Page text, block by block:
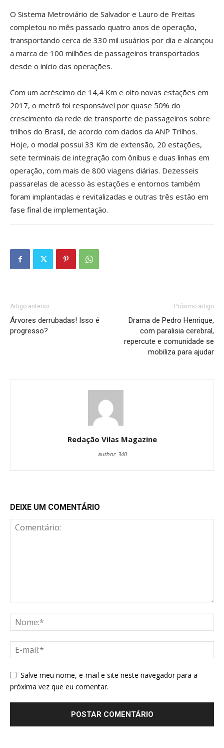
O Sistema Metroviário de Salvador e Lauro de Freitas
completou no mês passado quatro anos de operação,
transportando cerca de 330 mil usuários por dia e alcançou
a marca de 100 milhões de passageiros transportados
desde o início das operações.
Com um acréscimo de 14,4 Km e oito novas estações em
2017, o metrô foi responsável por quase 50% do
crescimento da rede de transporte de passageiros sobre
trilhos do Brasil, de acordo com dados da ANP Trilhos.
Hoje, o modal possui 33 Km de extensão, 20 estações,
sete terminais de integração com ônibus e duas linhas em
operação, com mais de 800 viagens diárias. Dezesseis
passarelas de acesso às estações e entornos também
foram implantadas e revitalizadas e outras três estão em
fase final de implementação.
Artigo anterior
Árvores derrubadas! Isso é
progresso?
Próximo artigo
Drama de Pedro Henrique,
com paralisia cerebral,
repercute e comunidade se
mobiliza para ajudar
Redação Vilas Magazine
author_340
DEIXE UM COMENTÁRIO
Salve meu nome, e-mail e site neste navegador para a
próxima vez que eu comentar.